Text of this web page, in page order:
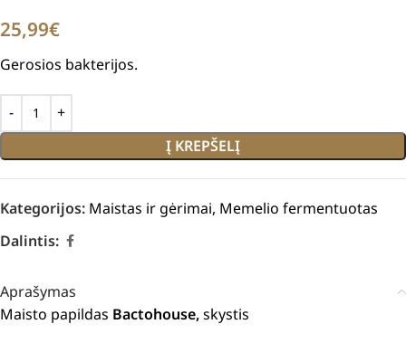
25,99€
Gerosios bakterijos.
Į KREPŠELĮ
Kategorijos: Maistas ir gėrimai, Memelio fermentuotas
Dalintis:
Aprašymas
Maisto papildas Bactohouse,skystis